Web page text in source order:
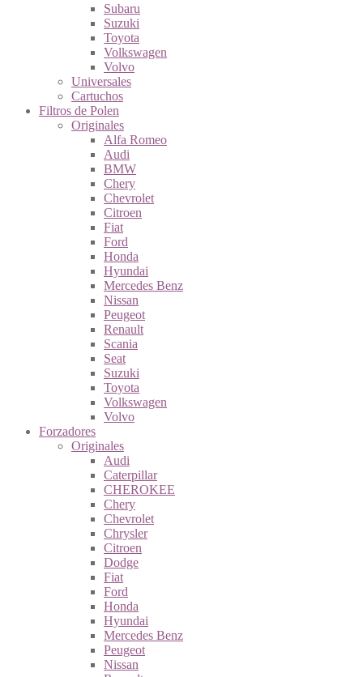
Subaru
Suzuki
Toyota
Volkswagen
Volvo
Universales
Cartuchos
Filtros de Polen
Originales
Alfa Romeo
Audi
BMW
Chery
Chevrolet
Citroen
Fiat
Ford
Honda
Hyundai
Mercedes Benz
Nissan
Peugeot
Renault
Scania
Seat
Suzuki
Toyota
Volkswagen
Volvo
Forzadores
Originales
Audi
Caterpillar
CHEROKEE
Chery
Chevrolet
Chrysler
Citroen
Dodge
Fiat
Ford
Honda
Hyundai
Mercedes Benz
Peugeot
Nissan